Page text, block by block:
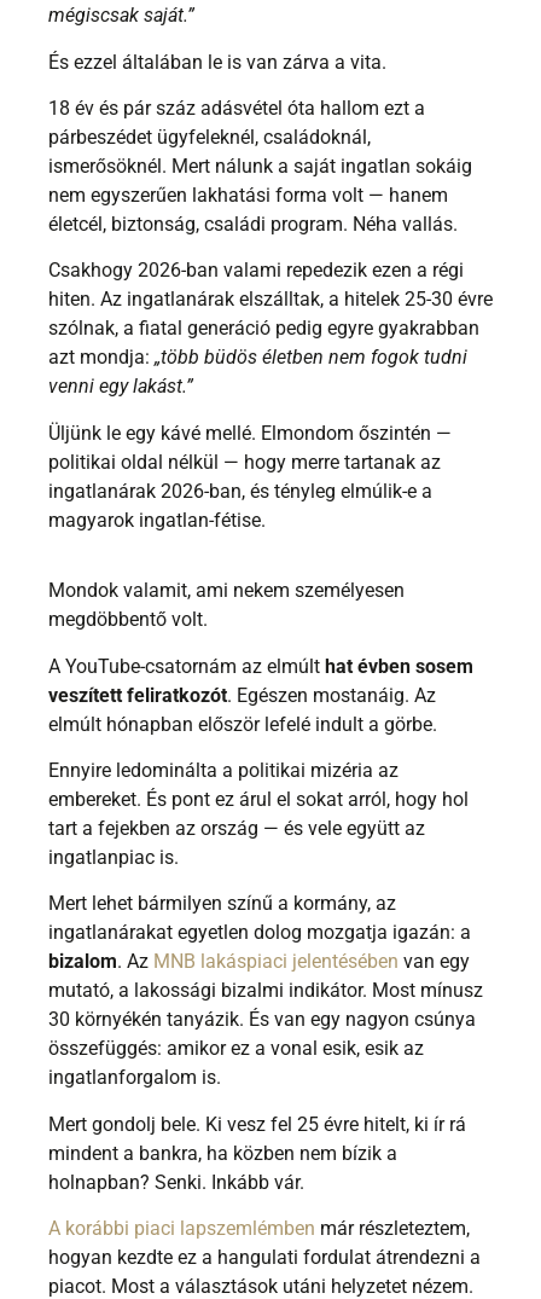
mégiscsak saját.”
És ezzel általában le is van zárva a vita.
18 év és pár száz adásvétel óta hallom ezt a
párbeszédet ügyfeleknél, családoknál,
ismerősöknél. Mert nálunk a saját ingatlan sokáig
nem egyszerűen lakhatási forma volt — hanem
életcél, biztonság, családi program. Néha vallás.
Csakhogy 2026-ban valami repedezik ezen a régi
hiten. Az ingatlanárak elszálltak, a hitelek 25-30 évre
szólnak, a fiatal generáció pedig egyre gyakrabban
azt mondja: „több büdös életben nem fogok tudni
venni egy lakást.”
Üljünk le egy kávé mellé. Elmondom őszintén —
politikai oldal nélkül — hogy merre tartanak az
ingatlanárak 2026-ban, és tényleg elmúlik-e a
magyarok ingatlan-fétise.
Mondok valamit, ami nekem személyesen
megdöbbentő volt.
A YouTube-csatornám az elmúlt hat évben sosem
veszített feliratkozót. Egészen mostanáig. Az
elmúlt hónapban először lefelé indult a görbe.
Ennyire ledominálta a politikai mizéria az
embereket. És pont ez árul el sokat arról, hogy hol
tart a fejekben az ország — és vele együtt az
ingatlanpiac is.
Mert lehet bármilyen színű a kormány, az
ingatlanárakat egyetlen dolog mozgatja igazán: a
bizalom. Az MNB lakáspiaci jelentésében van egy
mutató, a lakossági bizalmi indikátor. Most mínusz
30 környékén tanyázik. És van egy nagyon csúnya
összefüggés: amikor ez a vonal esik, esik az
ingatlanforgalom is.
Mert gondolj bele. Ki vesz fel 25 évre hitelt, ki ír rá
mindent a bankra, ha közben nem bízik a
holnapban? Senki. Inkább vár.
A korábbi piaci lapszemlémben már részleteztem,
hogyan kezdte ez a hangulati fordulat átrendezni a
piacot. Most a választások utáni helyzetet nézem.